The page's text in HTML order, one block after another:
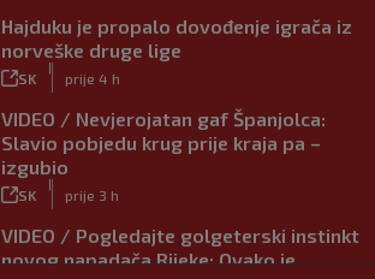
Hajduku je propalo dovođenje igrača iz
norveške druge lige
SK prije 4 h
VIDEO / Nevjerojatan gaf Španjolca:
Slavio pobjedu krug prije kraja pa –
izgubio
SK prije 3 h
VIDEO / Pogledajte golgeterski instinkt
novog napadača Rijeke: Ovako je